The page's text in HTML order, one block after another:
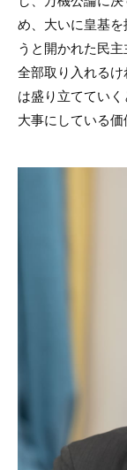
め、大いに皇基
うと開かれた民
全部取り入れる
は盛り立ててい
大事にしている価